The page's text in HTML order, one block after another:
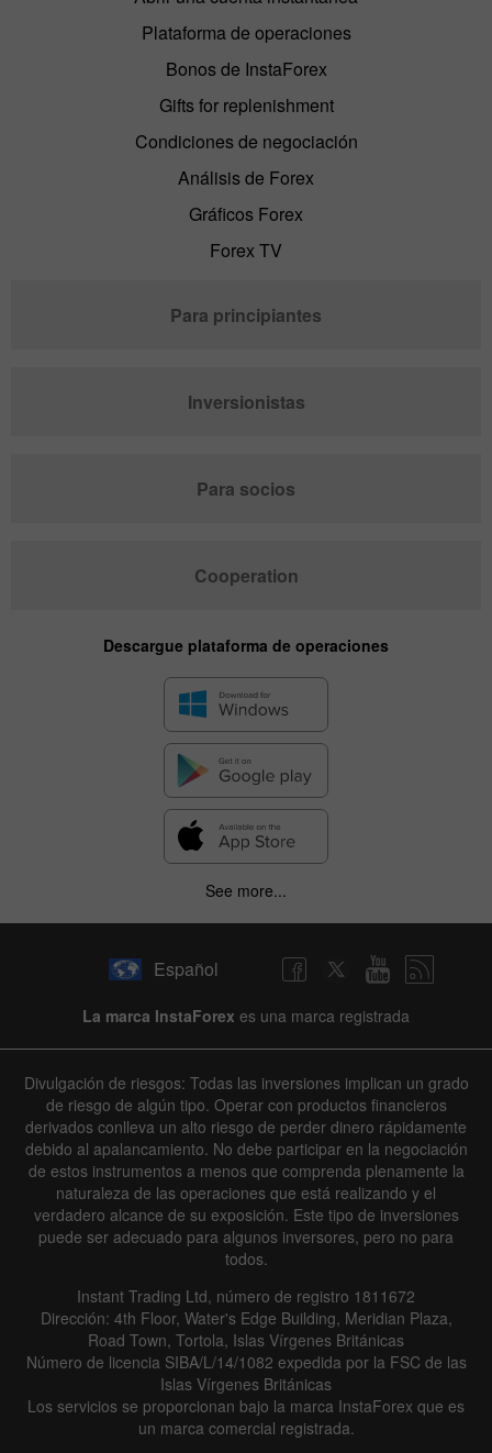
Plataforma de operaciones
Bonos de InstaForex
Gifts for replenishment
Condiciones de negociación
Análisis de Forex
Gráficos Forex
Forex TV
Para principiantes
Inversionistas
Para socios
Cooperation
Descargue plataforma de operaciones
See more...
Español
La marca InstaForex es una marca registrada
Divulgación de riesgos: Todas las inversiones implican un grado
de riesgo de algún tipo. Operar con productos financieros
derivados conlleva un alto riesgo de perder dinero rápidamente
debido al apalancamiento. No debe participar en la negociación
de estos instrumentos a menos que comprenda plenamente la
naturaleza de las operaciones que está realizando y el
verdadero alcance de su exposición. Este tipo de inversiones
puede ser adecuado para algunos inversores, pero no para
todos.
Instant Trading Ltd, número de registro 1811672
Dirección: 4th Floor, Water's Edge Building, Meridian Plaza,
Road Town, Tortola, Islas Vírgenes Británicas
Número de licencia SIBA/L/14/1082 expedida por la FSC de las
Islas Vírgenes Británicas
Los servicios se proporcionan bajo la marca InstaForex que es
un marca comercial registrada.